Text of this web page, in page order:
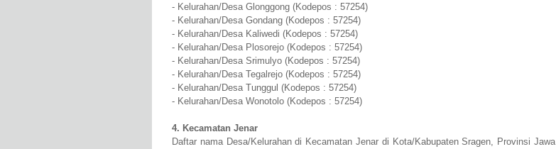
- Kelurahan/Desa Glonggong (Kodepos : 57254)
- Kelurahan/Desa Gondang (Kodepos : 57254)
- Kelurahan/Desa Kaliwedi (Kodepos : 57254)
- Kelurahan/Desa Plosorejo (Kodepos : 57254)
- Kelurahan/Desa Srimulyo (Kodepos : 57254)
- Kelurahan/Desa Tegalrejo (Kodepos : 57254)
- Kelurahan/Desa Tunggul (Kodepos : 57254)
- Kelurahan/Desa Wonotolo (Kodepos : 57254)
4. Kecamatan Jenar
Daftar nama Desa/Kelurahan di Kecamatan Jenar di Kota/Kabupaten Sragen, Provinsi Jawa